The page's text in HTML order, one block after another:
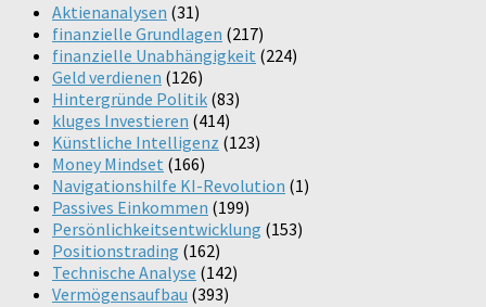
Aktienanalysen (31)
finanzielle Grundlagen (217)
finanzielle Unabhängigkeit (224)
Geld verdienen (126)
Hintergründe Politik (83)
kluges Investieren (414)
Künstliche Intelligenz (123)
Money Mindset (166)
Navigationshilfe KI-Revolution (1)
Passives Einkommen (199)
Persönlichkeitsentwicklung (153)
Positionstrading (162)
Technische Analyse (142)
Vermögensaufbau (393)